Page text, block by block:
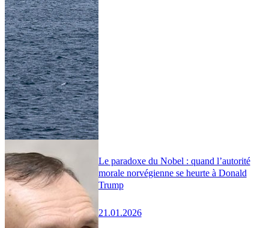
Le paradoxe du Nobel : quand l’autorité
morale norvégienne se heurte à Donald
Trump
21.01.2026